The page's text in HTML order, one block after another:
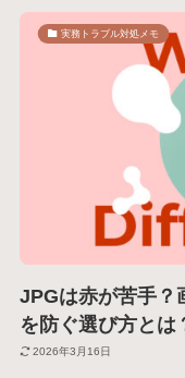
実務トラブル対処メモ
JPGは赤が苦手？
を防ぐ選び方とは
2026年3月16日